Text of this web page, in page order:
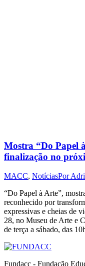
Mostra “Do Papel
finalização no
MACC, NotíciasPor
“Do Papel à Arte”,
reconhecido por
expressivas e cheias de
28, no Museu de Arte e
de terça a sábado, das
Fundacc - Fundação